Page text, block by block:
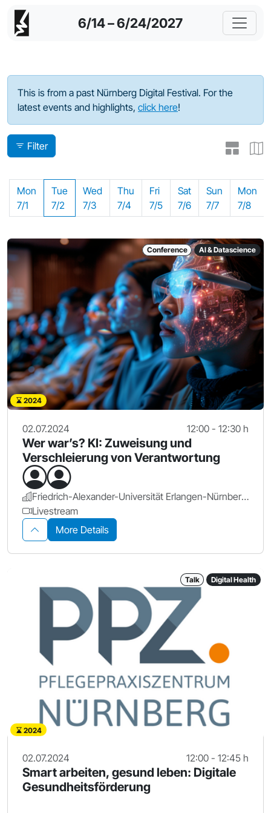
6/14 – 6/24/2027
Program - 2024
This is from a past Nürnberg Digital Festival. For the
latest events and highlights, click here!
Filter
Mon
7/1
Tue
7/2
Wed
7/3
Thu
7/4
Fri
7/5
Sat
7/6
Sun
7/7
Mon
7/8
Conference AI & Datascience
2024
02.07.2024 12:00 - 12:30 h
Wer war’s? KI: Zuweisung und
Verschleierung von Verantwortung
Friedrich-Alexander-Universität Erlangen-Nürnberg.
Livestream
More Details
Talk Digital Health
2024
02.07.2024 12:00 - 12:45 h
Smart arbeiten, gesund leben: Digitale
Gesundheitsförderung